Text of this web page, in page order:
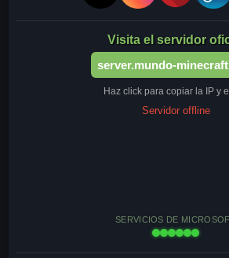
Visita el servidor
server.mundo-
Haz click para copiar la IP y
Servidor offline
SERVICIOS DE